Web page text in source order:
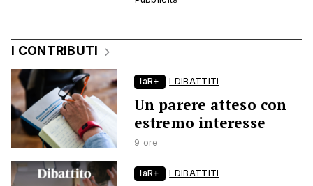
I CONTRIBUTI
laR+ I DIBATTITI
Un parere atteso con
estremo interesse
9 ore
laR+ I DIBATTITI